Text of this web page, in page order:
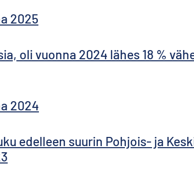
2025
oli vuonna 2024 lähes 18 %
2024
edelleen suurin Pohjois- ja